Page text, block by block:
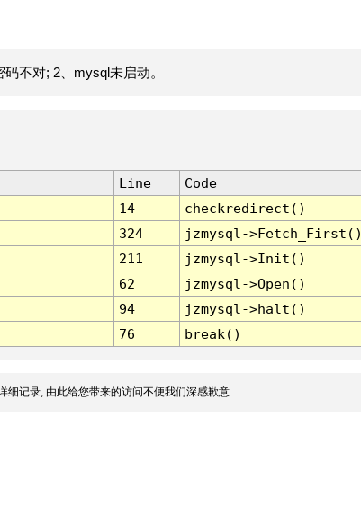
不对; 2、mysql未启动。
Line
Code
14
checkredirect()
324
jzmysql-
211
jzmysql->Init()
62
jzmysql->Open()
94
jzmysql->halt()
76 break()
细记录, 由此给您带来的访问不便我们深感歉意.